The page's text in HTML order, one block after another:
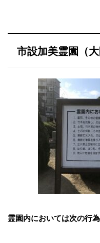
市設加美霊園（
霊園内においては次の行